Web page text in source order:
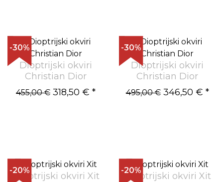
-30%
Dioptrijski okviri
Christian Dior
455,00 € 318,50 € *
-30%
Dioptrijski okviri
Christian Dior
495,00 €346,50 € *
-20%
Dioptrijski okviri Xit
-20%
Dioptrijski okviri Xit